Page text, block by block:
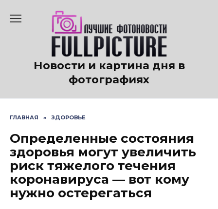
содержанию
Новости и картина дня в
фотографиях
ГЛАВНАЯ » ЗДОРОВЬЕ
Определенные состояния
здоровья могут увеличить
риск тяжелого течения
коронавируса — вот кому
нужно остерегаться